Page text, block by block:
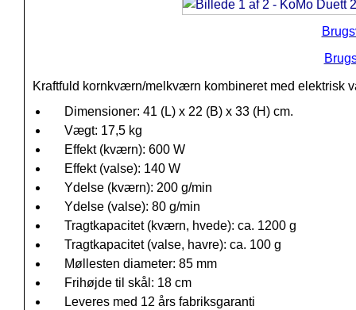
Kraftfuld kornkværn/melkværn kombineret med elektrisk
Dimensioner: 41 (L) x 22 (B) x 33 (H) cm.
Vægt: 17,5 kg
Effekt (kværn): 600 W
Effekt (valse): 140 W
Ydelse (kværn): 200 g/min
Ydelse (valse): 80 g/min
Tragtkapacitet (kværn, hvede): ca. 1200 g
Tragtkapacitet (valse, havre): ca. 100 g
Møllesten diameter: 85 mm
Frihøjde til skål: 18 cm
Leveres med 12 års fabriksgaranti